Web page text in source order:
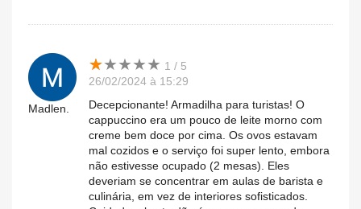
Madlen.
★★★★★
★★★★★ 1 / 5
26/02/2024 à 15:29
Decepcionante! Armadilha para turistas! O
cappuccino era um pouco de leite morno com
creme bem doce por cima. Os ovos estavam
mal cozidos e o serviço foi super lento, embora
não estivesse ocupado (2 mesas). Eles
deveriam se concentrar em aulas de barista e
culinária, em vez de interiores sofisticados.